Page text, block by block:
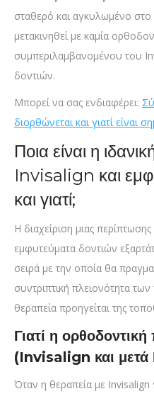
σταθερό και αγκυλωμένο
μετακινηθεί με καμία
συμπεριλαμβανομένου του
δοντιών.
Μπορεί να σας ενδιαφέρει:
διορθώνεται και γιατί είναι
Ποια είναι η
Invisalign και
και γιατί;
Η διαχείριση μιας
εμφυτεύματα δοντιών
σειρά με την οποία θα
συντριπτική πλειονότητα
θεραπεία προηγείται της
Γιατί η ορθοδοντική
(Invisalign και μετά
Όταν η θεραπεία με Invisalign